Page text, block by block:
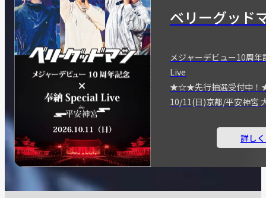
ベリーグッド
メジャーデビュー10周
Live
★☆★先行抽選受付中
10/11(日)京都/平安神宮
詳し